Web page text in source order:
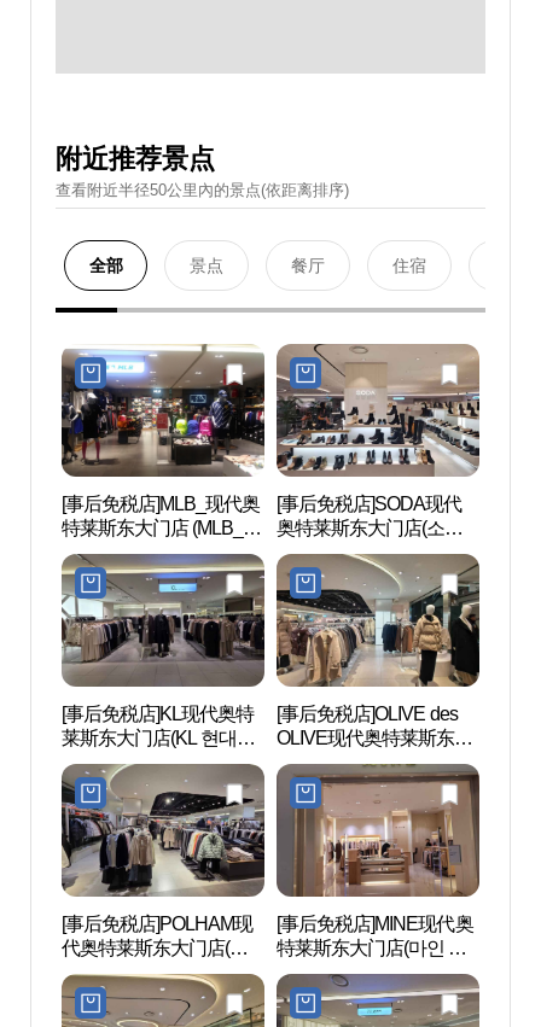
附近推荐景点
查看附近半径50公里內的景点(依距离排序)
全部 景点 餐厅 住宿
[事后免税店]MLB_现代奥
特莱斯东大门店 (MLB_현
대(아)동대문)
[事后免税店]SODA现代
奥特莱斯东大门店(소다
현대아울렛 동대문점)
[事后免税店]KL现代奥特
莱斯东大门店(KL 현대아
울렛 동대문점)
[事后免税店]OLIVE des
OLIVE现代奥特莱斯东大
门店(올리브데올리브 현
대아울렛 동대문점)
[事后免税店]POLHAM现
代奥特莱斯东大门店(폴
햄 현대아울렛 동대문점)
[事后免税店]MINE现代奥
特莱斯东大门店(마인 현
대아울렛 동대문점)